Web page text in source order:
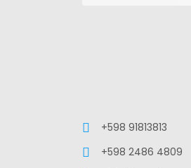
+598 91813813
+598 2486 4809